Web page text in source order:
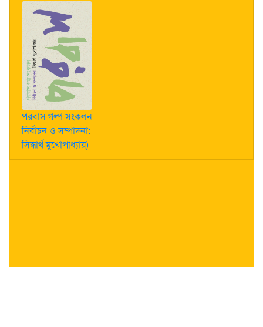
পরবাস গল্প সংকলন-
নির্বাচন ও সম্পাদনা:
সিদ্ধার্থ মুখোপাধ্যায়)